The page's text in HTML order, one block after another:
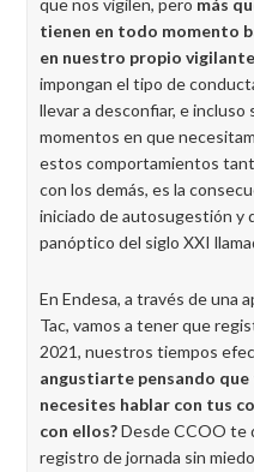
que nos vigilen, pero más
tienen en todo momento
en nuestro propio vigilante
impongan el tipo de
llevar a desconfiar, e
momentos en que
estos comportamientos
con los demás, es la
iniciado de autosugestión y
panóptico del siglo XXI
En Endesa, a través de una
Tac, vamos a tener que
2021, nuestros tiempos
angustiarte pensando
necesites hablar con tus
con ellos?Desde CCOO te
registro de jornada sin